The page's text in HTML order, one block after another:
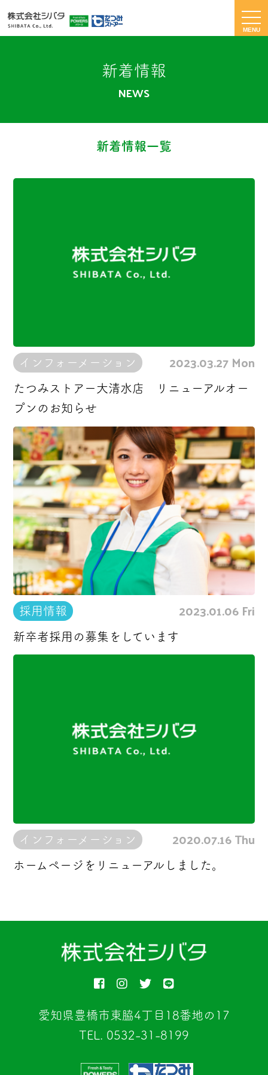
新着情報
NEWS
新着情報一覧
インフォーメーション 2023.03.27 Mon
たつみストアー大清水店 リニューアルオー
プンのお知らせ
採用情報 2023.01.06 Fri
新卒者採用の募集をしています
インフォーメーション 2020.07.16 Thu
ホームページをリニューアルしました。
愛知県豊橋市東脇4丁目18番地の17
TEL. 0532-31-8199